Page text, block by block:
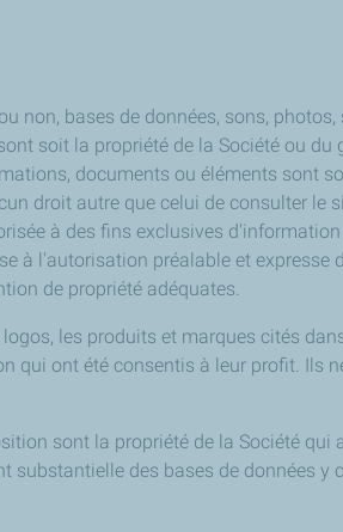
non, bases de données, sons,
soit la propriété de la Société ou
documents ou éléments sont
droit autre que celui de consulter le
à des fins exclusives
l'autorisation préalable et expresse
de propriété adéquates.
les produits et marques cités
qui ont été consentis à leur profit.
sont la propriété de la Société
des bases de données y